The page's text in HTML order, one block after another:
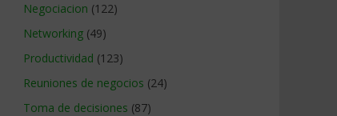
Negociacion (122)
Networking (49)
Productividad (123)
Reuniones de negocios (24)
Toma de decisiones (87)